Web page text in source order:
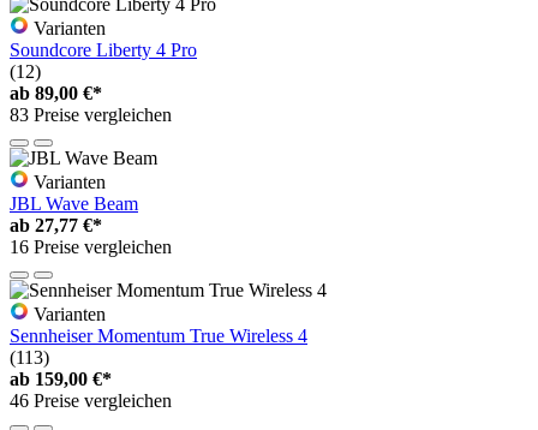
Varianten
Soundcore Liberty 4 Pro
(12)
ab 89,00 €*
83 Preise vergleichen
Varianten
JBL Wave Beam
ab 27,77 €*
16 Preise vergleichen
Varianten
Sennheiser Momentum True Wireless 4
(113)
ab 159,00 €*
46 Preise vergleichen